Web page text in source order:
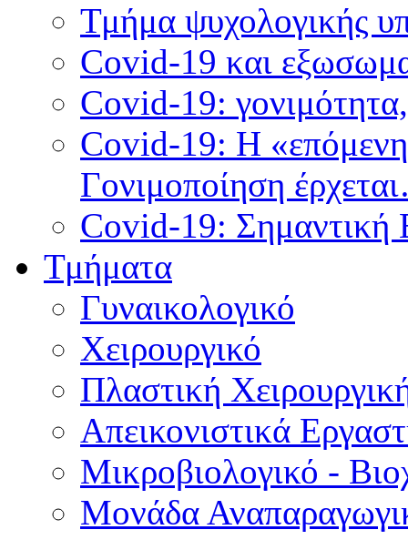
Τμήμα ψυχολογικής
Covid-19 και
Covid-19:
Covid-19: Η
Γονιμοποίηση
Covid-19: Σημαντική
Τμήματα
Γυναικολογικό
Χειρουργικό
Πλαστική
Απεικονιστικά
Μικροβιολογικό -
Μονάδα